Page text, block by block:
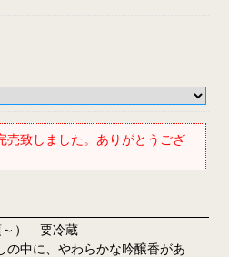
売致しました。ありがとうござ
～） 要冷蔵
の中に、やわらかな吟醸香があ